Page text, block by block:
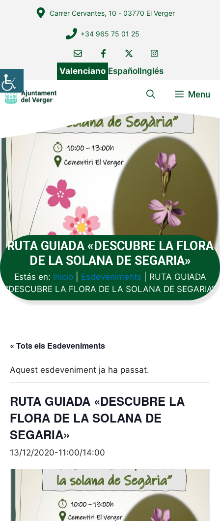
Carrer Cervantes, 10 - 03770 El Verger
+34 965 75 01 25
Valenciano EspañolInglés
Menu
RUTA GUIADA «DESCUBRE LA FLORA
DE LA SOLANA DE SEGARIA»
Estás en: Inicio| Esdeveniments
RUTA GUIADA
“DESCUBRE LA FLORA DE LA SOLANA DE SEGARIA”
« Tots els Esdeveniments
Aquest esdeveniment ja ha passat.
RUTA GUIADA «DESCUBRE LA
FLORA DE LA SOLANA DE
SEGARIA»
13/12/2020-11:00/14:00